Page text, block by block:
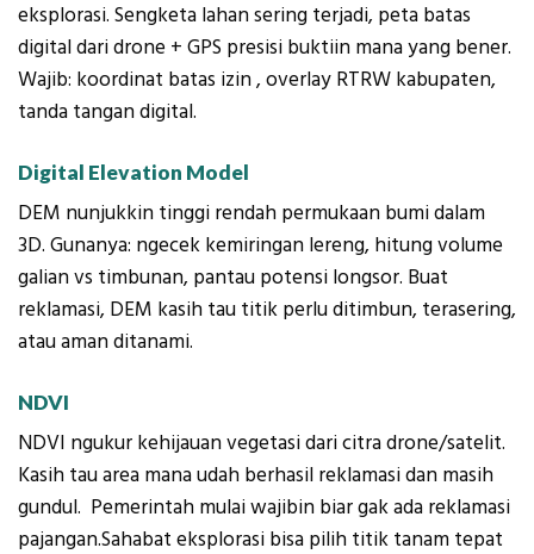
eksplorasi. Sengketa lahan sering terjadi, peta batas
digital dari drone + GPS presisi buktiin mana yang bener.
Wajib: koordinat batas izin , overlay RTRW kabupaten,
tanda tangan digital.
Digital Elevation Model
DEM nunjukkin tinggi rendah permukaan bumi dalam
3D. Gunanya: ngecek kemiringan lereng, hitung volume
galian vs timbunan, pantau potensi longsor. Buat
reklamasi, DEM kasih tau titik perlu ditimbun, terasering,
atau aman ditanami.
NDVI
NDVI ngukur kehijauan vegetasi dari citra drone/satelit.
Kasih tau area mana udah berhasil reklamasi dan masih
gundul. Pemerintah mulai wajibin biar gak ada reklamasi
pajangan.Sahabat eksplorasi bisa pilih titik tanam tepat